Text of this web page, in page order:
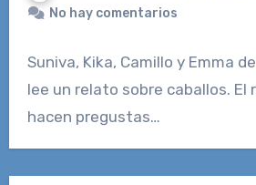
No hay comentarios
Suniva, Kika, Camillo y Emma
lee un relato sobre caballos. El
hacen pregustas…